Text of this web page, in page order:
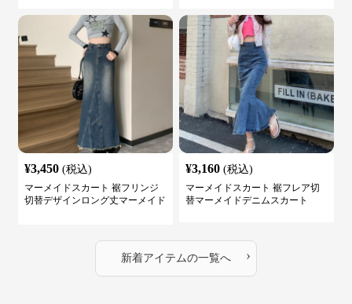
¥3,450 (税込)
マーメイドスカート 裾フリンジ
切替デザインロング丈マーメイド
¥3,160 (税込)
マーメイドスカート 裾フレア切
替マーメイドデニムスカート
新着アイテムの一覧へ ›